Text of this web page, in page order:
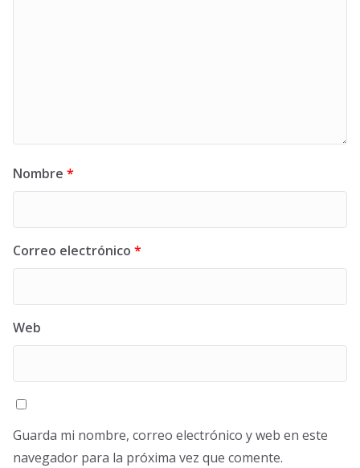
Nombre *
Correo electrónico *
Web
Guarda mi nombre, correo electrónico y web en este
navegador para la próxima vez que comente.